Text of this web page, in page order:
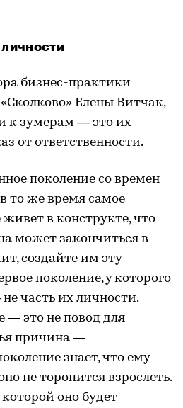
бизнес-практики
Елены Витчак,
к зумерам — это их
от ответственности.
поколение со времен
то же время самое
в конструкте, что
может закончиться в
создайте им эту
поколение, у которого
часть их личности.
— это не повод для
причина —
знает, что ему
не торопится взрослеть.
которой оно будет